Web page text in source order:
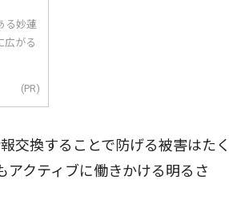
る妙蓮
広がる
(PR)
交換することで防げる被害はたく
クティブに働きかける明るさ